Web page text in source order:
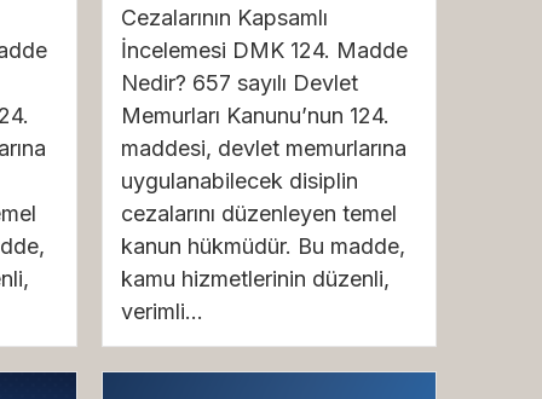
Cezalarının Kapsamlı
İncelemesi DMK 124. Madde
Nedir? 657 sayılı Devlet
Memurları Kanunu’nun 124.
maddesi, devlet memurlarına
uygulanabilecek disiplin
cezalarını düzenleyen temel
kanun hükmüdür. Bu madde,
kamu hizmetlerinin düzenli,
verimli...